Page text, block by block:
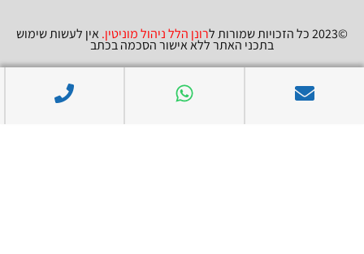
רונן הלל ניהול מוניטין.אין לעשות שימוש
בתכני האתר ללא אישור הסכמה בכתב